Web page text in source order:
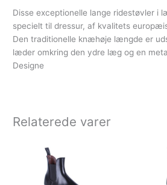
Disse exceptionelle lange ridestøvler i
specielt til dressur, af kvalitets
Den traditionelle knæhøje længde er
læder omkring den ydre læg og en
Designe
Relaterede varer